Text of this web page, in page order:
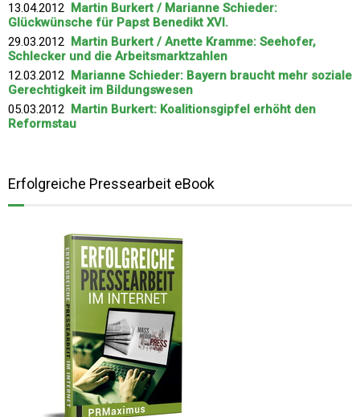
13.04.2012 Martin Burkert / Marianne Schieder:
Glückwünsche für Papst Benedikt XVI.
29.03.2012 Martin Burkert / Anette Kramme: Seehofer,
Schlecker und die Arbeitsmarktzahlen
12.03.2012 Marianne Schieder: Bayern braucht mehr soziale
Gerechtigkeit im Bildungswesen
05.03.2012 Martin Burkert: Koalitionsgipfel erhöht den
Reformstau
Erfolgreiche Pressearbeit eBook